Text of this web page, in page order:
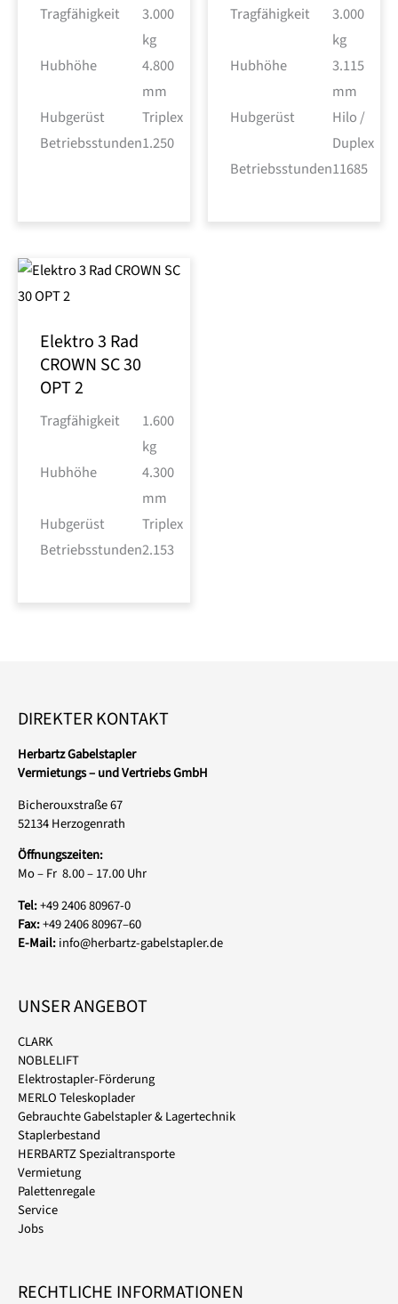
Tragfähigkeit
3.000
kg
Hubhöhe
4.800
mm
Hubgerüst
Triplex
Betriebsstunden1.250
Tragfähigkeit
3.000
kg
Hubhöhe
3.115
mm
Hubgerüst
Hilo /
Duplex
Betriebsstunden11685
Elektro 3 Rad
CROWN SC 30
OPT 2
Tragfähigkeit
1.600
kg
Hubhöhe
4.300
mm
Hubgerüst
Triplex
Betriebsstunden2.153
DIREKTER KONTAKT
Herbartz Gabelstapler
Vermietungs – und Vertriebs GmbH
Bicherouxstraße 67
52134 Herzogenrath
Öffnungszeiten:
Mo – Fr 8.00 – 17.00 Uhr
Tel:+49 2406 80967-0
Fax:+49 2406 80967–60
E-Mail:info@herbartz-gabelstapler.de
UNSER ANGEBOT
CLARK
NOBLELIFT
Elektrostapler-Förderung
MERLO Teleskoplader
Gebrauchte Gabelstapler & Lagertechnik
Staplerbestand
HERBARTZ Spezialtransporte
Vermietung
Palettenregale
Service
Jobs
RECHTLICHE INFORMATIONEN